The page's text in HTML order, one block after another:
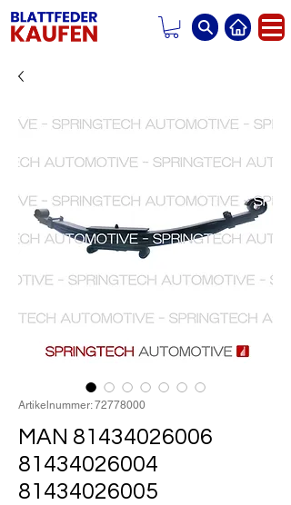
Artikelnummer: 72778000
MAN 81434026006
81434026004
81434026005